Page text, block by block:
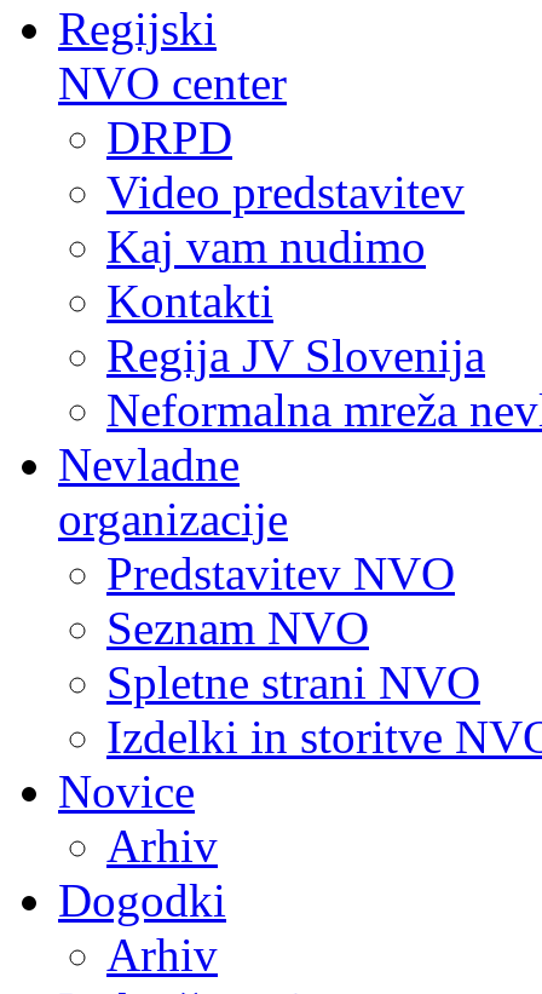
Regijski
NVO center
DRPD
Video predstavitev
Kaj vam nudimo
Kontakti
Regija JV Slovenija
Neformalna mreža
Nevladne
organizacije
Predstavitev NVO
Seznam NVO
Spletne strani NVO
Izdelki in storitve
Novice
Arhiv
Dogodki
Arhiv